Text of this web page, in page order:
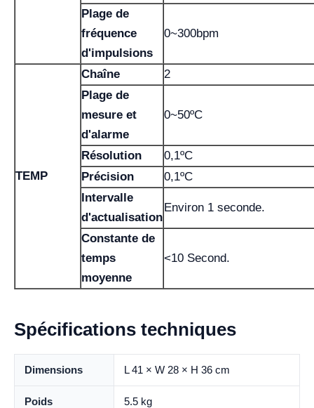
Plage de
fréquence
d'impulsions
0~300bpm
TEMP
Chaîne
2
Plage de
mesure et
d'alarme
0~50ºC
Résolution
0,1ºC
Précision
0,1ºC
Intervalle
d'actualisation
Environ 1 seconde.
Constante de
temps
moyenne
<10 Second.
Spécifications techniques
Dimensions L 41 × W 28 × H 36 cm
Poids 5.5 kg